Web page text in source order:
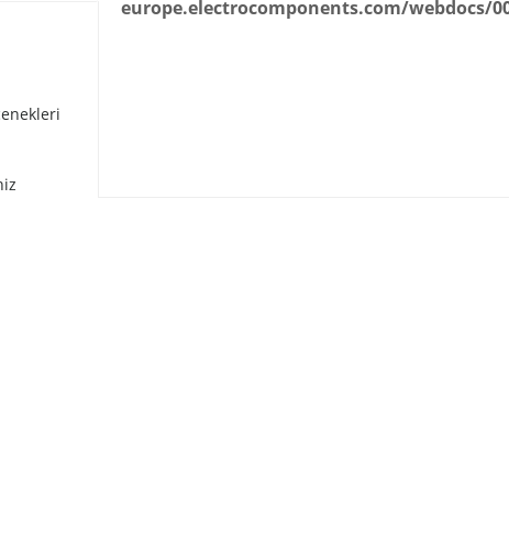
europe.electrocomponents.com/webdocs/